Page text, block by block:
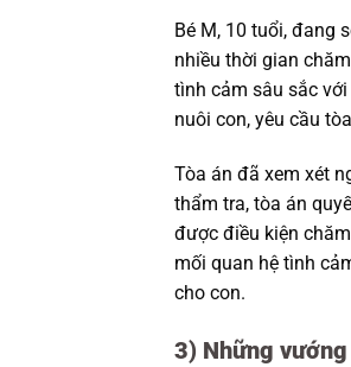
Bé M, 10 tuổi, đang
nhiều thời gian
tình cảm sâu sắc
nuôi con, yêu cầu
Tòa án đã xem xét
thẩm tra, tòa án
được điều kiện
mối quan hệ tình
cho con.
3) Những